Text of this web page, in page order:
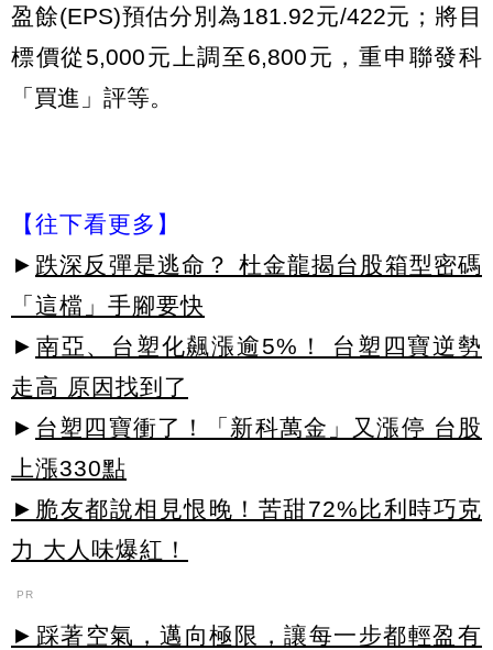
盈餘(EPS)預估分別為181.92元/422元；將目
標價從5,000元上調至6,800元，重申聯發科
「買進」評等。
【往下看更多】
► 跌深反彈是逃命？ 杜金龍揭台股箱型密碼
「這檔」手腳要快
► 南亞、台塑化飆漲逾5%！ 台塑四寶逆勢
走高 原因找到了
► 台塑四寶衝了！「新科萬金」又漲停 台股
上漲330點
►脆友都說相見恨晚！苦甜72%比利時巧克
力 大人味爆紅！
PR
►踩著空氣，邁向極限，讓每一步都輕盈有